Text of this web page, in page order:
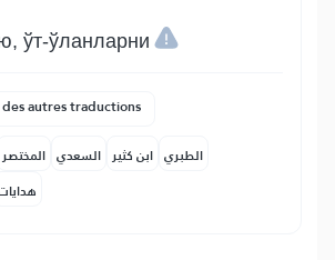
ўт-ўланларни
autres traductions
المختصر السعدي ابن كثير الطبري